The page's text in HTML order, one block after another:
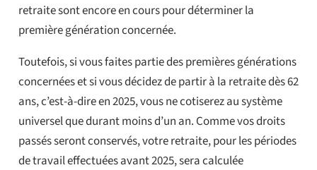
retraite sont encore en cours pour déterminer la
première génération concernée.
Toutefois, si vous faites partie des premières générations
concernées et si vous décidez de partir à la retraite dès 62
ans, c’est-à-dire en 2025, vous ne cotiserez au système
universel que durant moins d’un an. Comme vos droits
passés seront conservés, votre retraite, pour les périodes
de travail effectuées avant 2025, sera calculée